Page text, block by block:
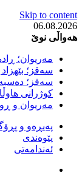
Skip to content
06.08.2026
هەواڵی نوێ
مەریوان؛
سەقز؛
سەقز؛
کوژرانی
مەریوان و
پەیڕەو و
پێوەندی
ئەندامەتی